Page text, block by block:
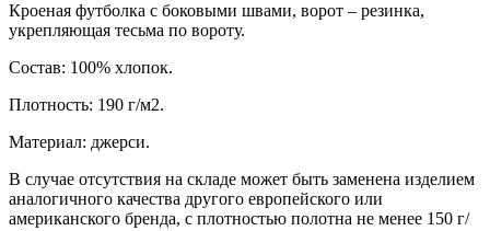
Кроеная футболка с боковыми швами, ворот – резинка,
укрепляющая тесьма по вороту.
Состав: 100% хлопок.
Плотность: 190 г/м2.
Материал: джерси.
В случае отсутствия на складе может быть заменена изделием
аналогичного качества другого европейского или
американского бренда, с плотностью полотна не менее 150 г/